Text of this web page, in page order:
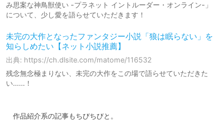
み思案な神鳥獣使い -プラネット イントルーダー・オンライン-」
について、少し愛を語らせていただきます！
未完の大作となったファンタジー小説「狼は眠らない」を
知らしめたい【ネット小説推薦】
出典: https://ch.dlsite.com/matome/116532
残念無念極まりない、未完の大作をこの場で語らせていただきた
い……！
作品紹介系の記事もちびちびと。